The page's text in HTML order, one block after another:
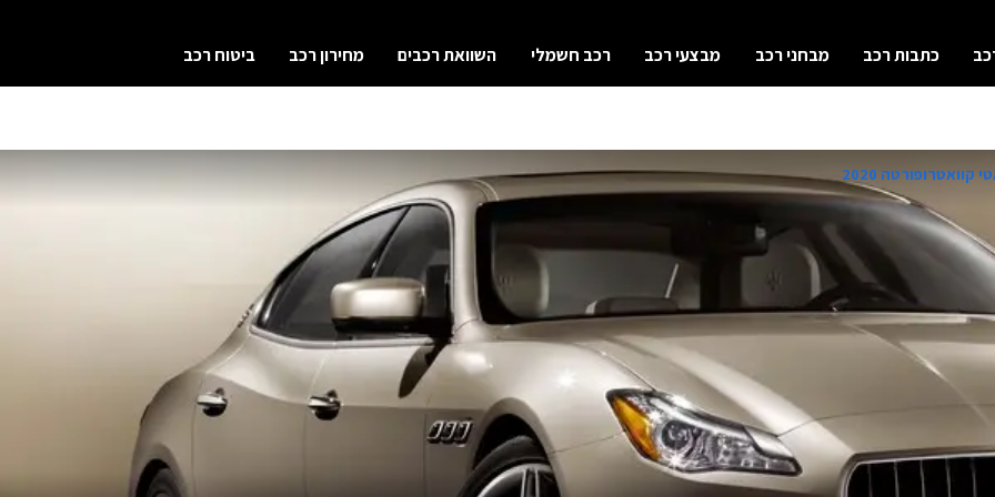
כתבות רכב מבחני רכב מבצעי רכב רכב חשמלי השוואת רכבים מחירון רכב ביטוח רכב
קוואטרופורטה 2020